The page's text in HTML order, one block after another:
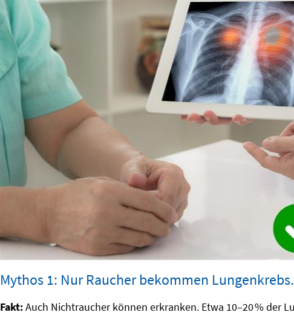
Mythos 1: Nur Raucher bekommen Lungenkrebs.
Fakt:Auch Nichtraucher können erkranken. Etwa 10–20 % der